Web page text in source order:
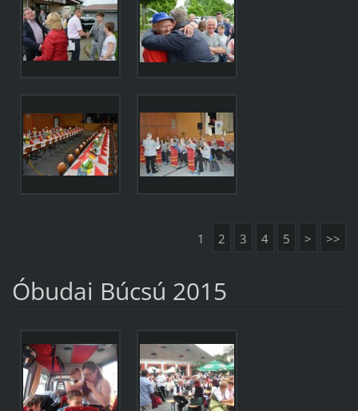
1 2 3 4 5 > >>
Óbudai Búcsú 2015